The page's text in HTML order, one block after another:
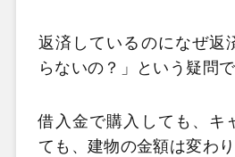
返済しているのになぜ返
らないの？」という疑問で
借入金で購入しても、キ
ても、建物の金額は変わり